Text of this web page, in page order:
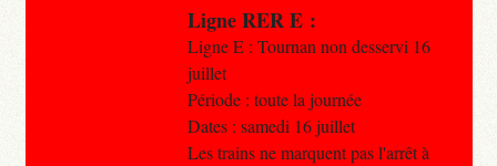
Ligne RER E :
Ligne E : Tournan non desservi 16
juillet
Période : toute la journée
Dates : samedi 16 juillet
Les trains ne marquent pas l'arrêt à